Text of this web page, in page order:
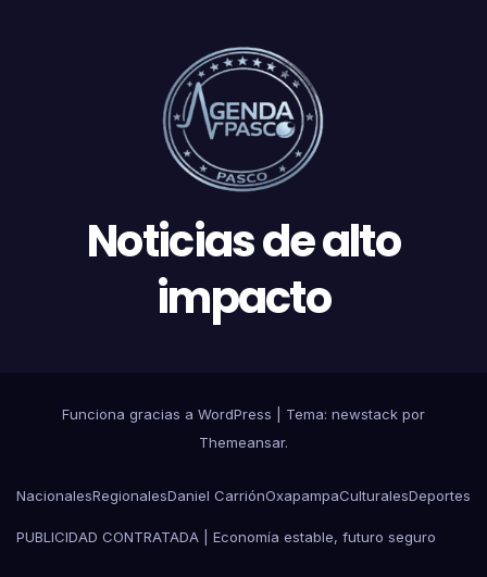
Noticias de alto
impacto
Funciona gracias a WordPress
Tema: newstack por
Themeansar.
NacionalesRegionalesDaniel CarriónOxapampaCulturalesDeportes
PUBLICIDAD CONTRATADA | Economía estable, futuro seguro